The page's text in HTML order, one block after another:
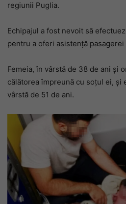
regiunii Puglia.
Echipajul a fost nevoit să
pentru a oferi asistență
Femeia, în vârstă de 38 de ani și
călătorea împreună cu soțul ei, și
vârstă de 51 de ani.